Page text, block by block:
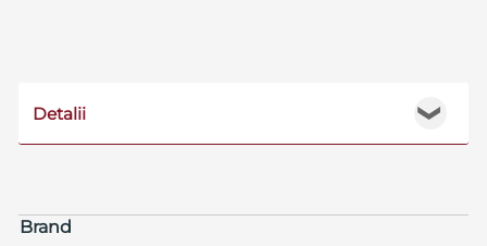
❯
Detalii
Brand